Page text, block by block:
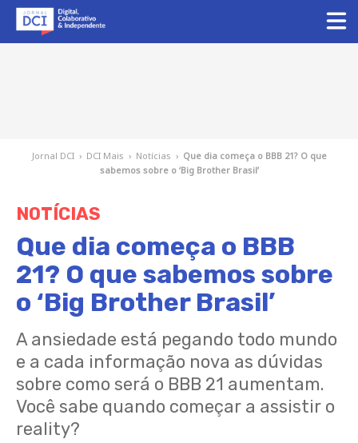
Jornal DCI › DCI Mais › Notícias › Que dia começa o BBB 21? O que
sabemos sobre o ‘Big Brother Brasil’
NOTÍCIAS
Que dia começa o BBB
21? O que sabemos sobre
o ‘Big Brother Brasil’
A ansiedade está pegando todo mundo
e a cada informação nova as dúvidas
sobre como será o BBB 21 aumentam.
Você sabe quando começar a assistir o
reality?